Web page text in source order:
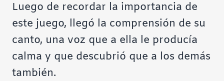
Luego de recordar la importancia de
este juego, llegó la comprensión de su
canto, una voz que a ella le producía
calma y que descubrió que a los demás
también.